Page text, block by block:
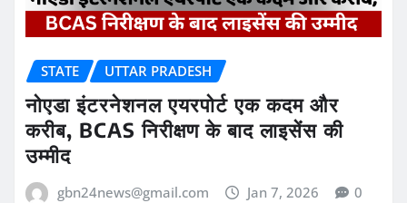
STATE UTTAR PRADESH
नोएडा इंटरनेशनल एयरपोर्ट एक कदम और
करीब, BCAS निरीक्षण के बाद लाइसेंस की
उम्मीद
gbn24news@gmail.com Jan 7, 2026 0